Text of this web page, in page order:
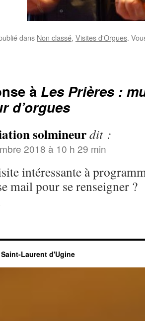
dans Non classé, Visites d'Orgues.
à Les Prières :
d’orgues
solmineurdit :
2018 à 10 h 29 min
intéressante à
mail pour se renseigner ?
Laurent d'Ugine